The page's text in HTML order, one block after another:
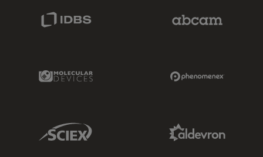
Molecular Devices Link
Sciex Link